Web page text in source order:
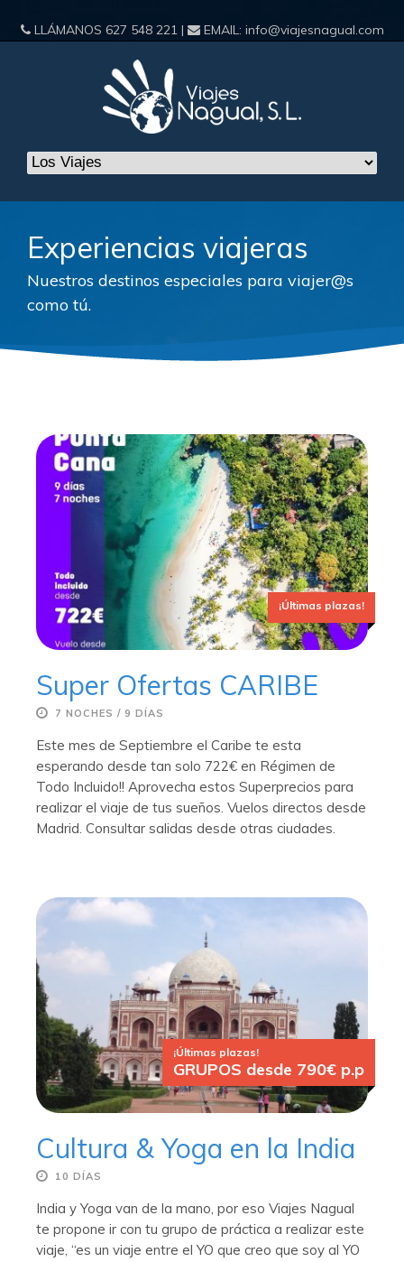
LLÁMANOS 627 548 221| EMAIL: info@viajesnagual.com
Experiencias viajeras
Nuestros destinos especiales para viajer@s
como tú.
¡Últimas plazas!
Super Ofertas CARIBE
7 NOCHES / 9 DÍAS
Este mes de Septiembre el Caribe te esta
esperando desde tan solo 722€ en Régimen de
Todo Incluido!! Aprovecha estos Superprecios para
realizar el viaje de tus sueños. Vuelos directos desde
Madrid. Consultar salidas desde otras ciudades.
¡Últimas plazas!
GRUPOS desde 790€ p.p
Cultura & Yoga en la India
10 DÍAS
India y Yoga van de la mano, por eso Viajes Nagual
te propone ir con tu grupo de práctica a realizar este
viaje, “es un viaje entre el YO que creo que soy al YO